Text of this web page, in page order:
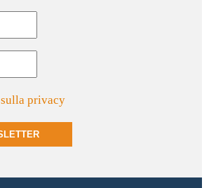
privacy